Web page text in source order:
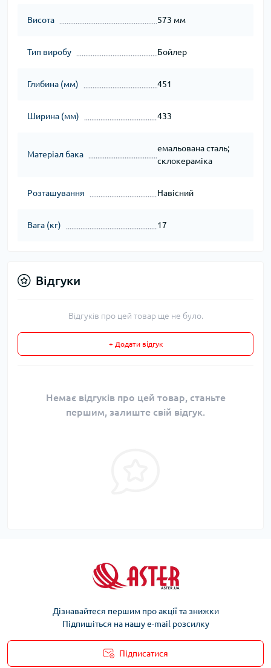
Висота 573 мм
Тип виробу Бойлер
Глибина (мм) 451
Ширина (мм) 433
Матеріал бака
емальована сталь;
склокераміка
Розташування Навісний
Вага (кг) 17
Відгуки
Відгуків про цей товар ще не було.
+ Додати відгук
Немає відгуків про цей товар, станьте
першим, залиште свій відгук.
Дізнавайтеся першим про акції та знижки
Підпишіться на нашу e-mail розсилку
Підписатися